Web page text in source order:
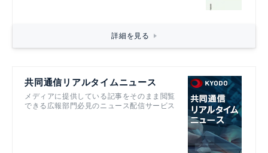
詳細を見る
共同通信リアルタイムニュース
メディアに提供している記事をそのまま閲覧
できる広報部門必見のニュース配信サービス